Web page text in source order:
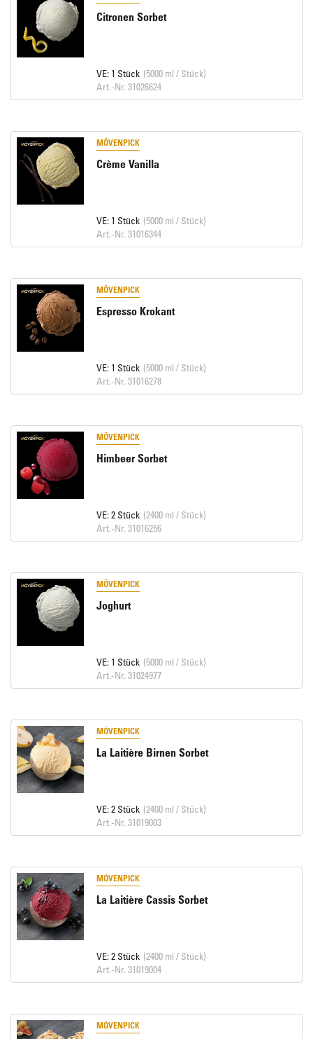
Citronen Sorbet
VE: 1 Stück (5000 ml / Stück)
Art.-Nr. 31026624
MÖVENPICK
Crème Vanilla
VE: 1 Stück (5000 ml / Stück)
Art.-Nr. 31016344
MÖVENPICK
Espresso Krokant
VE: 1 Stück (5000 ml / Stück)
Art.-Nr. 31016278
MÖVENPICK
Himbeer Sorbet
VE: 2 Stück (2400 ml / Stück)
Art.-Nr. 31016256
MÖVENPICK
Joghurt
VE: 1 Stück (5000 ml / Stück)
Art.-Nr. 31024977
MÖVENPICK
La Laitière Birnen Sorbet
VE: 2 Stück (2400 ml / Stück)
Art.-Nr. 31019003
MÖVENPICK
La Laitière Cassis Sorbet
VE: 2 Stück (2400 ml / Stück)
Art.-Nr. 31019004
MÖVENPICK